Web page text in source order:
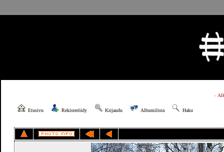
»
Etusivu Rekisteröidy Kirjaudu Albumilista Haku